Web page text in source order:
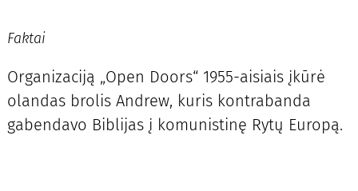
Faktai
Organizaciją „Open Doors“ 1955-aisiais įkūrė
olandas brolis Andrew, kuris kontrabanda
gabendavo Biblijas į komunistinę Rytų Europą.